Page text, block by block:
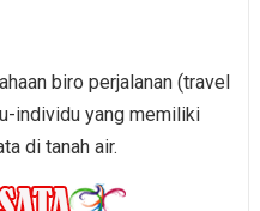
biro perjalanan (travel
individu yang memiliki
di tanah air.